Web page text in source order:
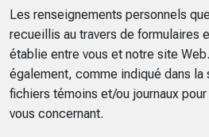
Les renseignements personnels
recueillis au travers de formulaires
établie entre vous et notre site
également, comme indiqué dans la
fichiers témoins et/ou journaux
vous concernant.